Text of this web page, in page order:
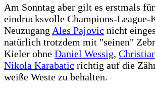
Am Sonntag aber gilt es erstmals
eindrucksvolle Champions-
Neuzugang Ales Pajovic nicht
natürlich trotzdem mit "seinen"
Kieler ohne Daniel Wessig,
Nikola Karabatic richtig auf die
weiße Weste zu behalten.